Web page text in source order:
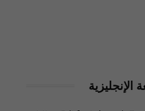
الإنجليزية